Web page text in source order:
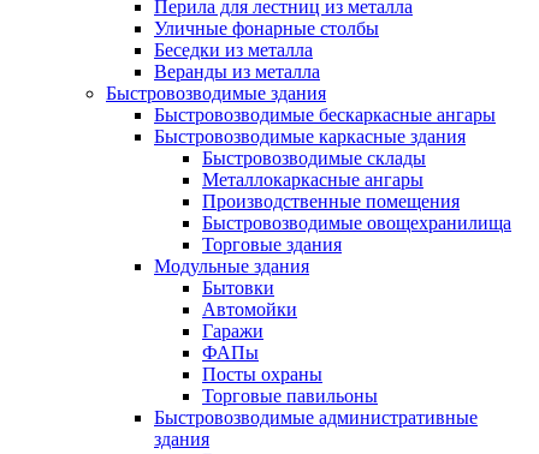
Перила для лестниц из металла
Уличные фонарные столбы
Беседки из металла
Веранды из металла
Быстровозводимые здания
Быстровозводимые бескаркасные ангары
Быстровозводимые каркасные здания
Быстровозводимые склады
Металлокаркасные ангары
Производственные помещения
Быстровозводимые овощехранилища
Торговые здания
Модульные здания
Бытовки
Автомойки
Гаражи
ФАПы
Посты охраны
Торговые павильоны
Быстровозводимые административные
здания